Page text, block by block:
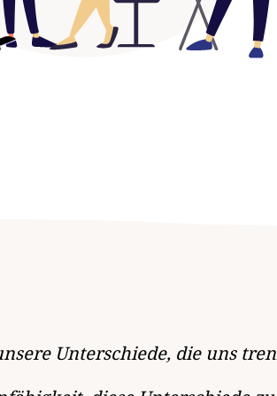
Unterschiede, die uns